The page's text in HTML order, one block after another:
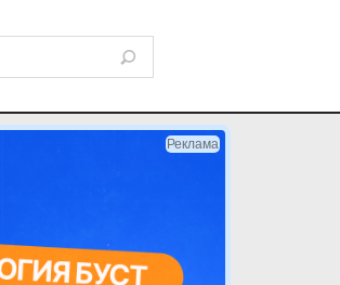
Реклама